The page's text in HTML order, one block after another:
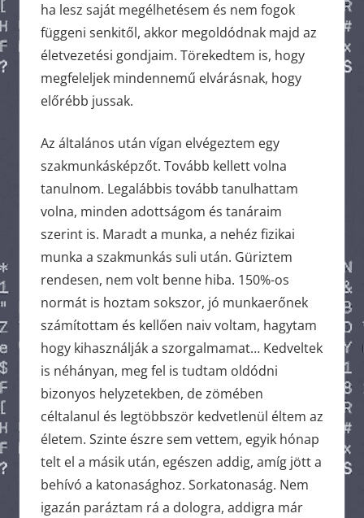
ha lesz saját megélhetésem és nem fogok
függeni senkitől, akkor megoldódnak majd az
életvezetési gondjaim. Törekedtem is, hogy
megfeleljek mindennemű elvárásnak, hogy
előrébb jussak.
Az általános után vígan elvégeztem egy
szakmunkásképzőt. Tovább kellett volna
tanulnom. Legalábbis tovább tanulhattam
volna, minden adottságom és tanáraim
szerint is. Maradt a munka, a nehéz fizikai
munka a szakmunkás suli után. Güriztem
rendesen, nem volt benne hiba. 150%-os
normát is hoztam sokszor, jó munkaerőnek
számítottam és kellően naiv voltam, hagytam
hogy kihasználják a szorgalmamat… Kedveltek
is néhányan, meg fel is tudtam oldódni
bizonyos helyzetekben, de zömében
céltalanul és legtöbbször kedvetlenül éltem az
életem. Szinte észre sem vettem, egyik hónap
telt el a másik után, egészen addig, amíg jött a
behívó a katonasághoz. Sorkatonaság. Nem
igazán paráztam rá a dologra, addigra már